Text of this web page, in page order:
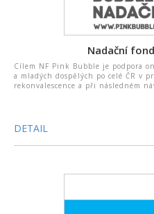
Nadační
Cílem NF Pink Bubble je podpora
a mladých dospělých po celé ČR v
rekonvalescence a při následném
DETAIL